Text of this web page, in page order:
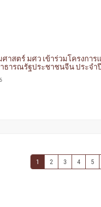
าสตร์ มศว เข้าร่วมโครงกา
สาธารณรัฐประชาชนจีน ประจำ
1 2 3 4 5